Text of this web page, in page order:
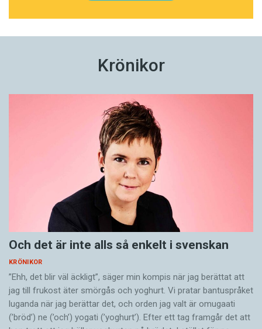
Krönikor
Och det är inte alls så enkelt i svenskan
KRÖNIKOR
”Ehh, det blir väl äckligt”, säger min kompis när jag berättat att
jag till frukost äter smörgås och yoghurt. Vi pratar bantuspråket
luganda när jag berättar det, och orden jag valt är omugaati
(’bröd’) ne (’och’) yogati (’yoghurt’). Efter ett tag framgår det att